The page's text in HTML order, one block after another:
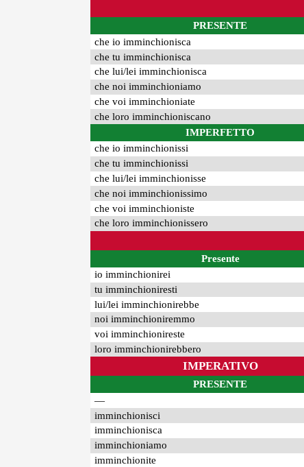
PRESENTE
che io imminchionisca
che tu imminchionisca
che lui/lei imminchionisca
che noi imminchioniamo
che voi imminchioniate
che loro imminchioniscano
IMPERFETTO
che io imminchionissi
che tu imminchionissi
che lui/lei imminchionisse
che noi imminchionissimo
che voi imminchioniste
che loro imminchionissero
Presente
io imminchionirei
tu imminchioniresti
lui/lei imminchionirebbe
noi imminchioniremmo
voi imminchionireste
loro imminchionirebbero
IMPERATIVO
PRESENTE
—
imminchionisci
imminchionisca
imminchioniamo
imminchionite